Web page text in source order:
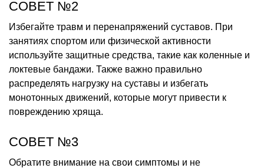
СОВЕТ №2
Избегайте травм и перенапряжений суставов. При
занятиях спортом или физической активности
используйте защитные средства, такие как коленные и
локтевые бандажи. Также важно правильно
распределять нагрузку на суставы и избегать
монотонных движений, которые могут привести к
повреждению хряща.
СОВЕТ №3
Обратите внимание на свои симптомы и не